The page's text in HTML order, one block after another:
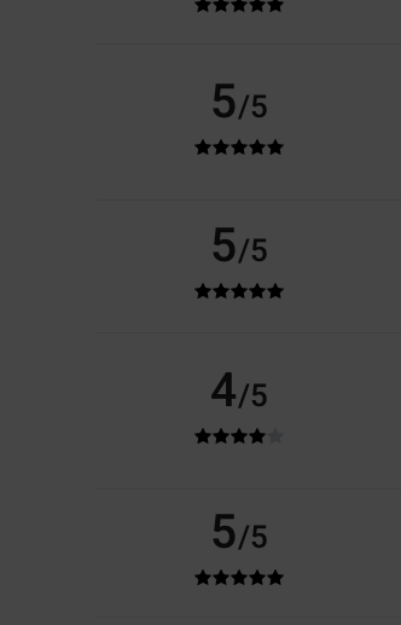
5/5
5/5
4/5
5/5